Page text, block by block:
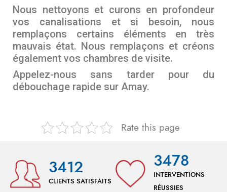
Nous nettoyons et curons en profondeur
vos canalisations et si besoin, nous
remplaçons certains éléments en très
mauvais état. Nous remplaçons et créons
également vos chambres de visite.
Appelez-nous sans tarder pour du
débouchage rapide sur Amay.
Rate this page
3412
CLIENTS SATISFAITS
3478
INTERVENTIONS
RÉUSSIES